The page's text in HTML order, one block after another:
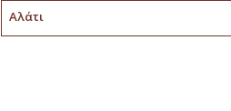
Αλάτι